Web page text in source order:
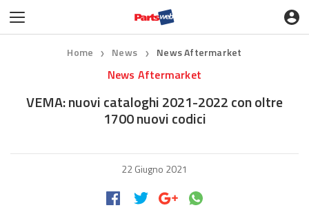
Home ❯ News ❯ News Aftermarket
News Aftermarket
VEMA: nuovi cataloghi 2021-2022 con oltre
1700 nuovi codici
22 Giugno 2021